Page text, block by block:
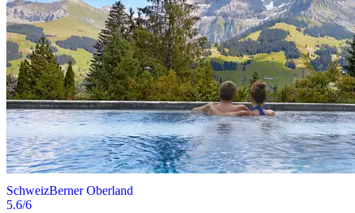
SchweizBerner Oberland
5.6/6